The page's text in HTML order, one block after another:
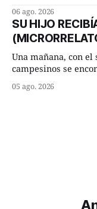
Dime, hombre sabio,
consejero, que era
inmediato:
06 ago. 2026
SU HIJO
Una mañana, con
campesinos se
remolachas, Manuel?
05 ago. 2026